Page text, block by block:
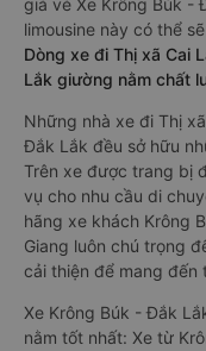
giá vé Xe Krông Búk -
limousine này có thể
Dòng xe đi Thị xã Cai
Lắk giường nằm chất
Những nhà xe đi Thị
Đắk Lắk đều sở hữu
Trên xe được trang bị
vụ cho nhu cầu di
hãng xe khách Krông
Giang luôn chú trọng
cải thiện để mang đến
Xe Krông Búk - Đắk
nằm tốt nhất: Xe từ